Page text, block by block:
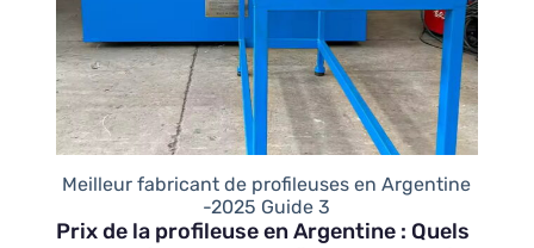
Meilleur fabricant de profileuses en Argentine
-2025 Guide 3
Prix de la profileuse en Argentine : Quels